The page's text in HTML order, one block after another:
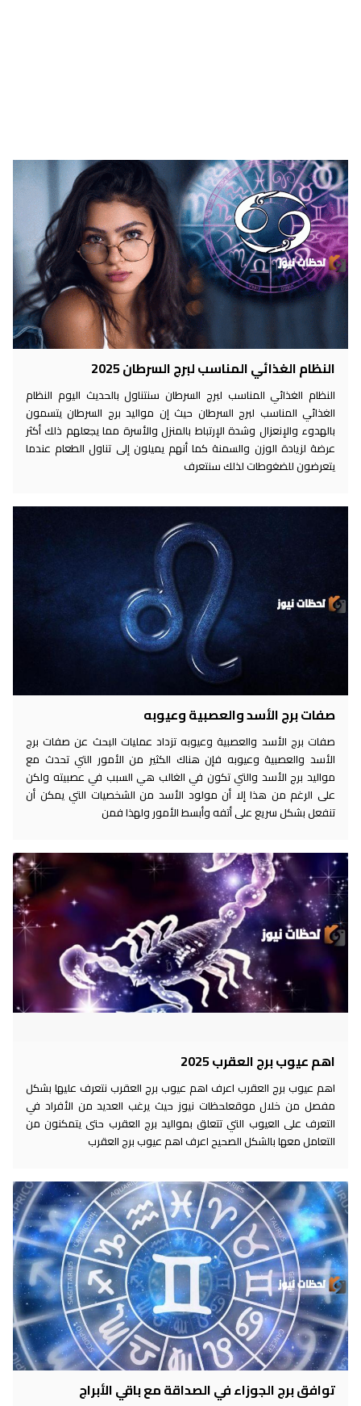
النظام الغذائي المناسب لبرج السرطان 2025
النظام الغذائي المناسب لبرج السرطان سنتناول بالحديث اليوم النظام
الغذائي المناسب لبرج السرطان حيث إن مواليد برج السرطان يتسمون
بالهدوء والإنعزال وشدة الإرتباط بالمنزل والأسرة مما يجعلهم ذلك أكثر
عرضة لزيادة الوزن والسمنة كما أنهم يميلون إلى تناول الطعام عندما
يتعرضون للضغوطات لذلك سنتعرف
صفات برج الأسد والعصبية وعيوبه
صفات برج الأسد والعصبية وعيوبه تزداد عمليات البحث عن صفات برج
الأسد والعصبية وعيوبه فإن هناك الكثير من الأمور التي تحدث مع
مواليد برج الأسد والتي تكون في الغالب هي السبب في عصبيته ولكن
على الرغم من هذا إلا أن مولود الأسد من الشخصيات التي يمكن أن
تنفعل بشكل سريع على أتفه وأبسط الأمور ولهذا فمن
اهم عيوب برج العقرب 2025
اهم عيوب برج العقرب اعرف اهم عيوب برج العقرب نتعرف عليها بشكل
مفصل من خلال موقعلحظات نيوز حيث يرغب العديد من الأفراد في
التعرف على العيوب التي تتعلق بمواليد برج العقرب حتى يتمكنون من
التعامل معها بالشكل الصحيح اعرف اهم عيوب برج العقرب
توافق برج الجوزاء في الصداقة مع باقي الأبراج